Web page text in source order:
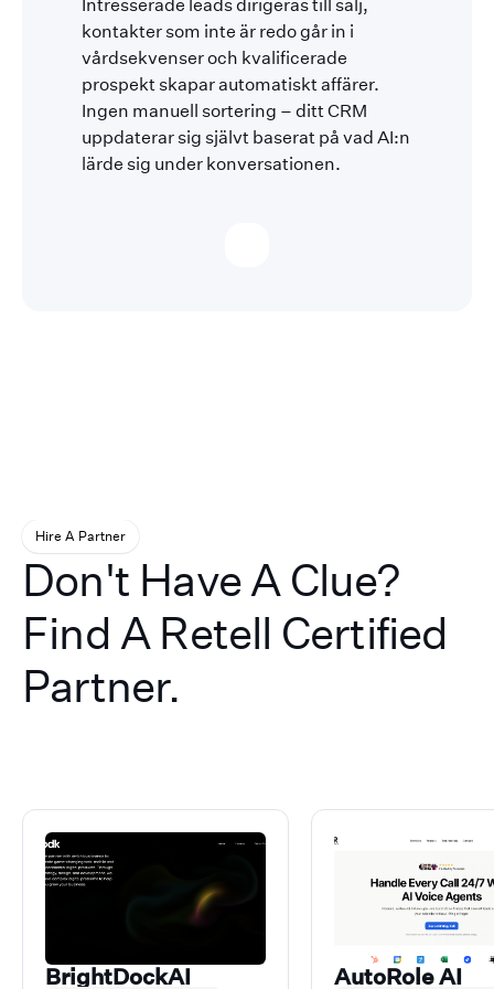
kontakter som inte är redo går in i
vårdsekvenser och kvalificerade
prospekt skapar automatiskt affärer.
Ingen manuell sortering – ditt CRM
uppdaterar sig självt baserat på vad AI:n
lärde sig under konversationen.
Hire A Partner
Don't Have A Clue?
Find A Retell Certified
Partner.
BrightDockAI AutoRole AI